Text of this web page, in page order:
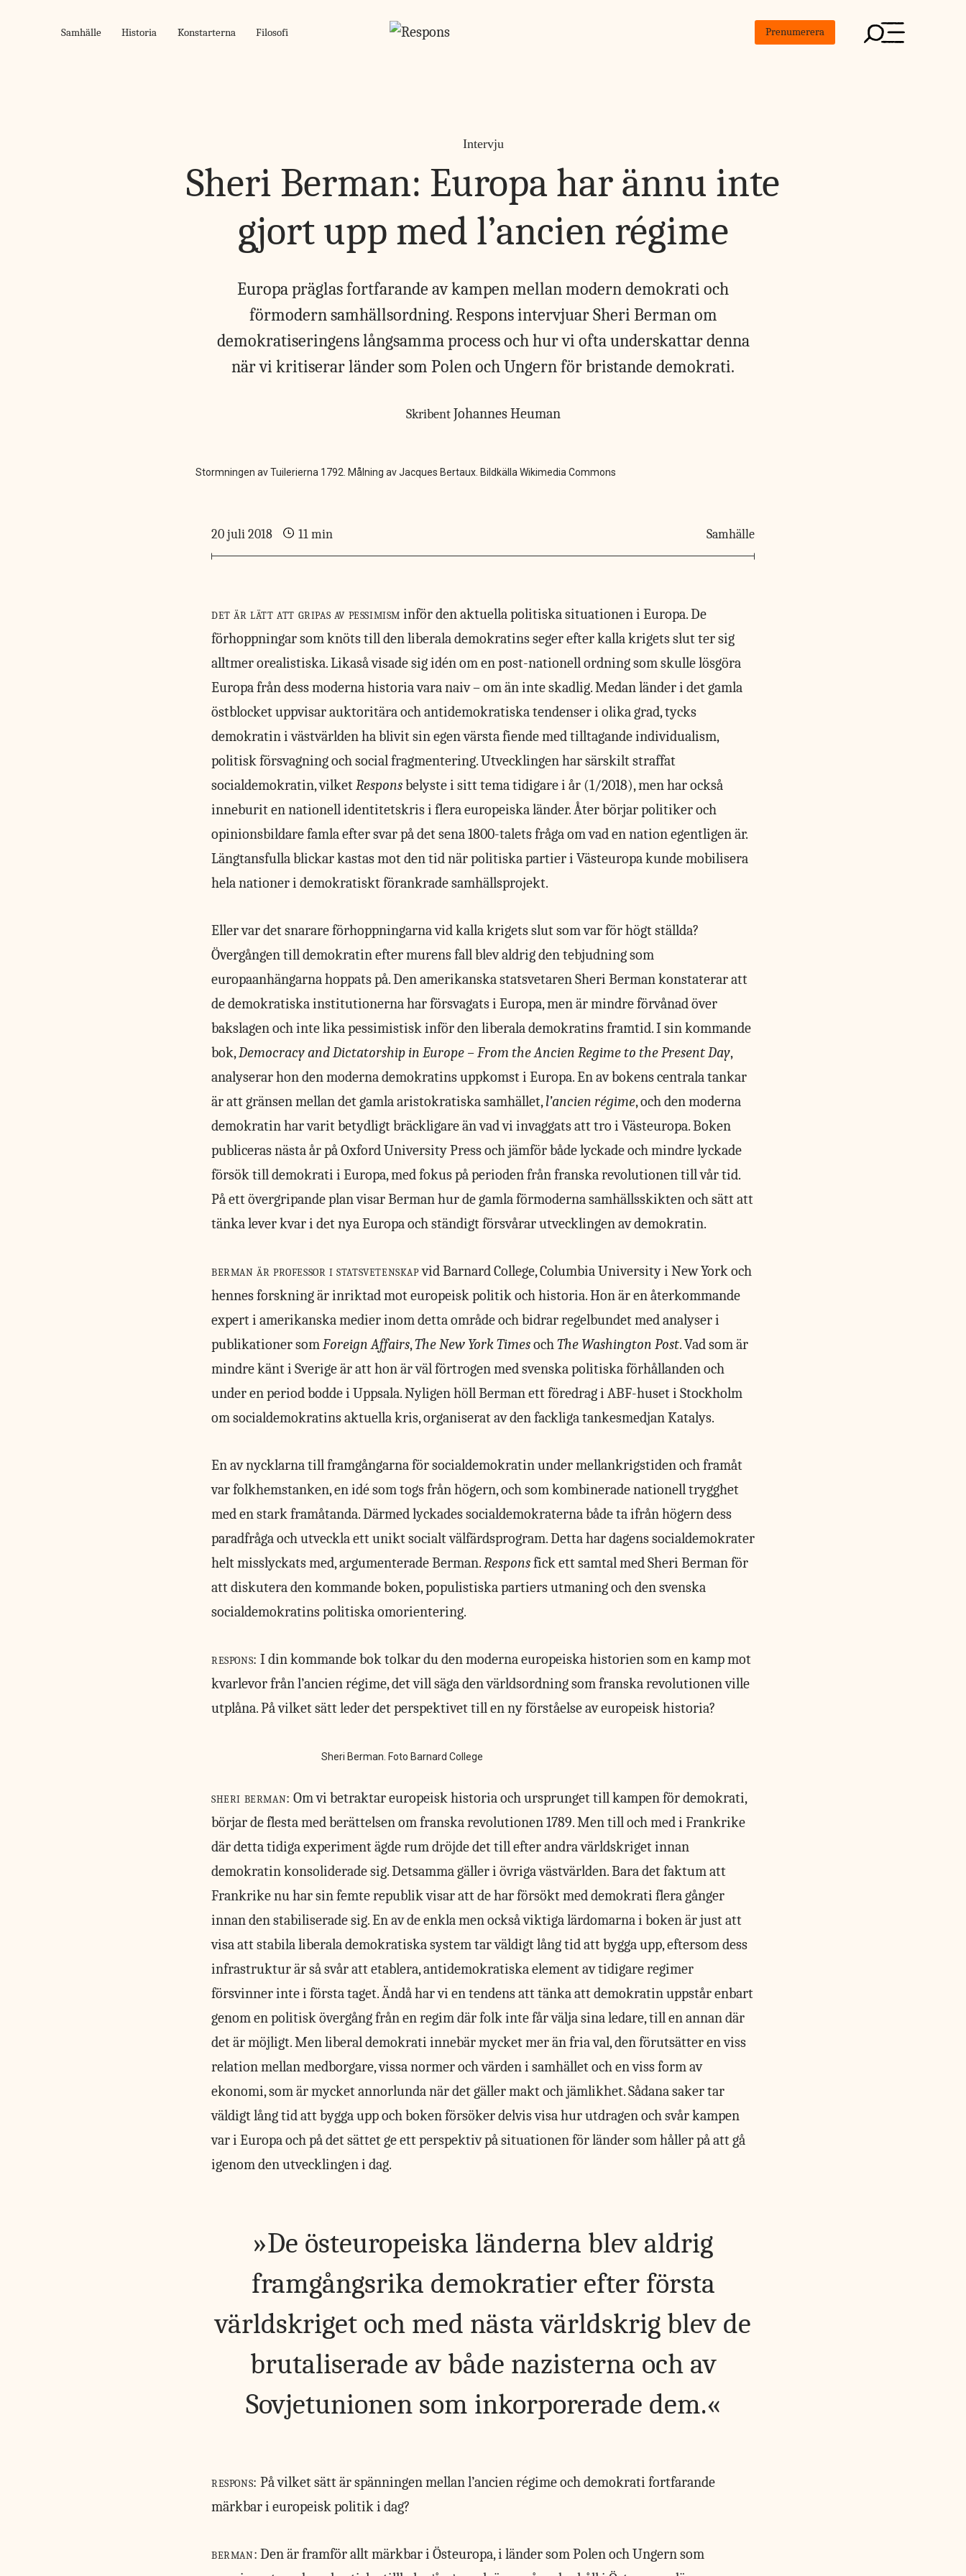
Samhälle Historia Konstarterna Filosofi Prenumerera
Intervju
Sheri Berman: Europa har ännu inte
gjort upp med l’ancien régime
Europa präglas fortfarande av kampen mellan modern demokrati och
förmodern samhällsordning. Respons intervjuar Sheri Berman om
demokratiseringens långsamma process och hur vi ofta underskattar denna
när vi kritiserar länder som Polen och Ungern för bristande demokrati.
SkribentJohannes Heuman
Stormningen av Tuilerierna 1792. Målning av Jacques Bertaux. Bildkälla Wikimedia Commons
20 juli 2018 11 min Samhälle
det är lätt att gripas av pessimism inför den aktuella politiska situationen i Europa. De
förhoppningar som knöts till den liberala demokratins seger efter kalla krigets slut ter sig
alltmer orealistiska. Likaså visade sig idén om en post-nationell ordning som skulle lösgöra
Europa från dess moderna historia vara naiv – om än inte skadlig. Medan länder i det gamla
östblocket uppvisar auktoritära och antidemokratiska tendenser i olika grad, tycks
demokratin i västvärlden ha blivit sin egen värsta fiende med tilltagande individualism,
politisk försvagning och social fragmentering. Utvecklingen har särskilt straffat
socialdemokratin, vilketResponsbelyste i sitt tema tidigare i år (1/2018), men har också
inneburit en nationell identitetskris i flera europeiska länder. Åter börjar politiker och
opinionsbildare famla efter svar på det sena 1800-talets fråga om vad en nation egentligen är.
Längtansfulla blickar kastas mot den tid när politiska partier i Västeuropa kunde mobilisera
hela nationer i demokratiskt förankrade samhällsprojekt.
Eller var det snarare förhoppningarna vid kalla krigets slut som var för högt ställda?
Övergången till demokratin efter murens fall blev aldrig den tebjudning som
europaanhängarna hoppats på. Den amerikanska statsvetaren Sheri Berman konstaterar att
de demokratiska institutionerna har försvagats i Europa, men är mindre förvånad över
bakslagen och inte lika pessimistisk inför den liberala demokratins framtid. I sin kommande
bok,Democracy and Dictatorship in Europe – From the Ancien Regime to the Present Day,
analyserar hon den moderna demokratins uppkomst i Europa. En av bokens centrala tankar
är att gränsen mellan det gamla aristokratiska samhället,l’ancien régime, och den moderna
demokratin har varit betydligt bräckligare än vad vi invaggats att tro i Västeuropa. Boken
publiceras nästa år på Oxford University Press och jämför både lyckade och mindre lyckade
försök till demokrati i Europa, med fokus på perioden från franska revolutionen till vår tid.
På ett övergripande plan visar Berman hur de gamla förmoderna samhällsskikten och sätt att
tänka lever kvar i det nya Europa och ständigt försvårar utvecklingen av demokratin.
berman är professor i statsvetenskapvid Barnard College, Columbia University i New York och
hennes forskning är inriktad mot europeisk politik och historia. Hon är en återkommande
expert i amerikanska medier inom detta område och bidrar regelbundet med analyser i
publikationer somForeign Affairs,The New York TimesochThe Washington Post. Vad som är
mindre känt i Sverige är att hon är väl förtrogen med svenska politiska förhållanden och
under en period bodde i Uppsala. Nyligen höll Berman ett föredrag i ABF-huset i Stockholm
om socialdemokratins aktuella kris, organiserat av den fackliga tankesmedjan Katalys.
En av nycklarna till framgångarna för socialdemokratin under mellankrigstiden och framåt
var folkhemstanken, en idé som togs från högern, och som kombinerade nationell trygghet
med en stark framåtanda. Därmed lyckades socialdemokraterna både ta ifrån högern dess
paradfråga och utveckla ett unikt socialt välfärdsprogram. Detta har dagens socialdemokrater
helt misslyckats med, argumenterade Berman.Responsfick ett samtal med Sheri Berman för
att diskutera den kommande boken, populistiska partiers utmaning och den svenska
socialdemokratins politiska omorientering.
respons:I din kommande bok tolkar du den moderna europeiska historien som en kamp mot
kvarlevor från l’ancien régime, det vill säga den världsordning som franska revolutionen ville
utplåna. På vilket sätt leder det perspektivet till en ny förståelse av europeisk historia?
Sheri Berman. Foto Barnard College
sheri berman: Om vi betraktar europeisk historia och ursprunget till kampen för demokrati,
börjar de flesta med berättelsen om franska revolutionen 1789. Men till och med i Frankrike
där detta tidiga experiment ägde rum dröjde det till efter andra världskriget innan
demokratin konsoliderade sig. Detsamma gäller i övriga västvärlden. Bara det faktum att
Frankrike nu har sin femte republik visar att de har försökt med demokrati flera gånger
innan den stabiliserade sig. En av de enkla men också viktiga lärdomarna i boken är just att
visa att stabila liberala demokratiska system tar väldigt lång tid att bygga upp, eftersom dess
infrastruktur är så svår att etablera, antidemokratiska element av tidigare regimer
försvinner inte i första taget. Ändå har vi en tendens att tänka att demokratin uppstår enbart
genom en politisk övergång från en regim där folk inte får välja sina ledare, till en annan där
det är möjligt. Men liberal demokrati innebär mycket mer än fria val, den förutsätter en viss
relation mellan medborgare, vissa normer och värden i samhället och en viss form av
ekonomi, som är mycket annorlunda när det gäller makt och jämlikhet. Sådana saker tar
väldigt lång tid att bygga upp och boken försöker delvis visa hur utdragen och svår kampen
var i Europa och på det sättet ge ett perspektiv på situationen för länder som håller på att gå
igenom den utvecklingen i dag.
De östeuropeiska länderna blev aldrig
framgångsrika demokratier efter första
världskriget och med nästa världskrig blev de
brutaliserade av både nazisterna och av
Sovjetunionen som inkorporerade dem.
respons: På vilket sätt är spänningen mellan l’ancien régime och demokrati fortfarande
märkbar i europeisk politik i dag?
berman: Den är framför allt märkbar i Östeuropa, i länder som Polen och Ungern som